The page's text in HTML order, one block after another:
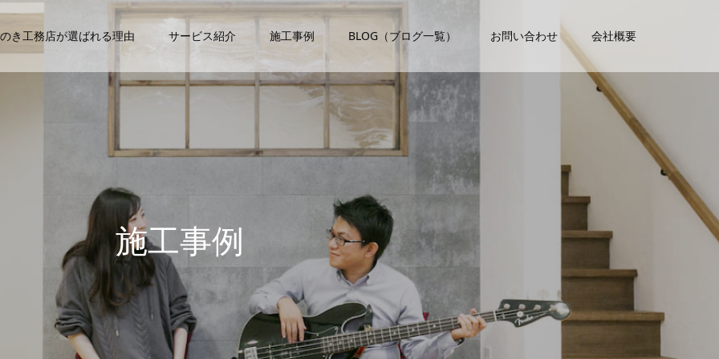
き工務店が選ばれる理由 サービス紹介 施工事例 BLOG（ブログ一覧） お問い合わせ 会社概要
施工事例